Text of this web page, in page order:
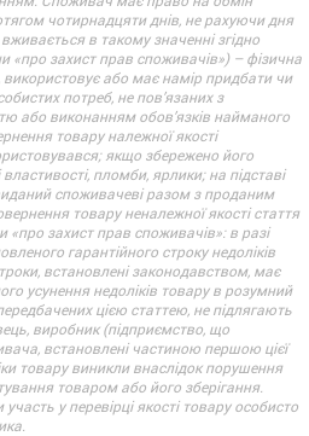
чотирнадцяти днів, не рахуючи дня
в такому значенні згідно
«про захист прав споживачів») – фізична
використовує або має намір придбати чи
потреб, не пов’язаних з
або виконанням обов’язків найманого
товару належної якості
якщо збережено його
пломби, ярлики; на підставі
споживачеві разом з проданим
товару неналежної якості стаття
«про захист прав споживачів»: в разі
гарантійного строку недоліків
встановлені законодавством, має
усунення недоліків товару в розумний
цією статтею, не підлягають
виробник (підприємство, що
встановлені частиною першою цієї
товару виникли внаслідок порушення
товаром або його зберігання.
у перевірці якості товару особисто